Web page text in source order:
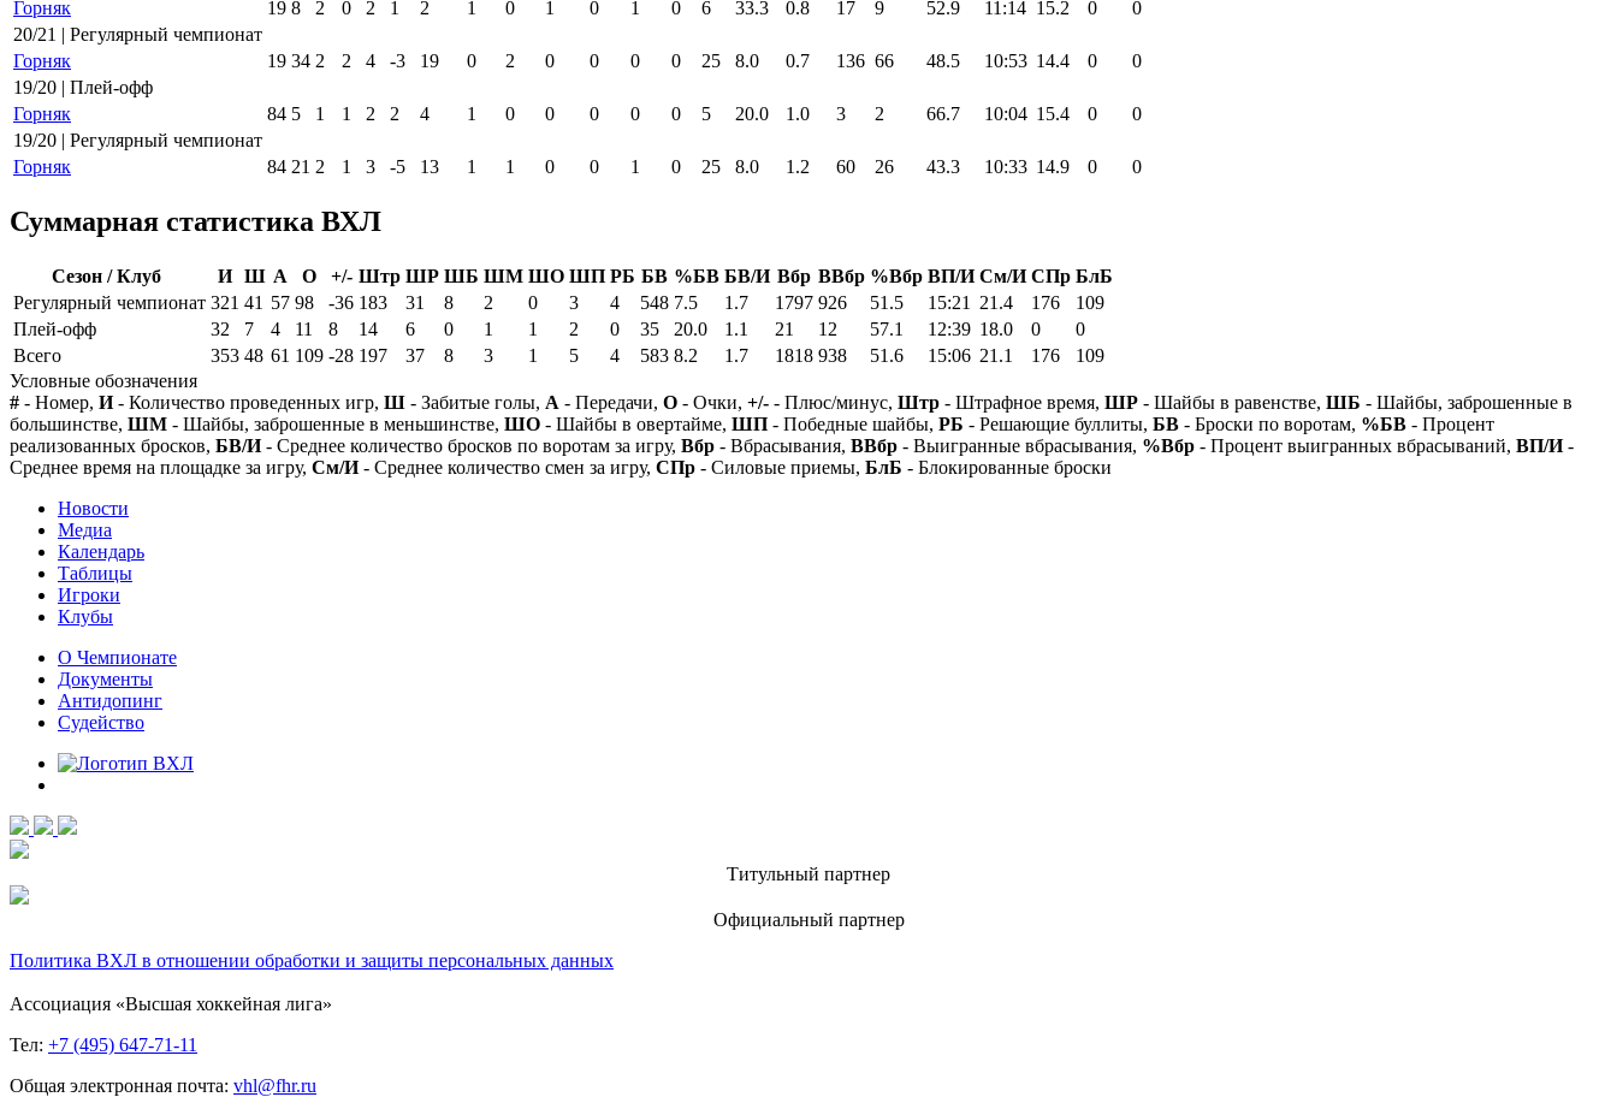
Горняк
19 8 2 0 2 1 2 1 0 1 0 1 0 6 33.3 0.8 17 9 52.9 11:14 15.2 0
0
20/21 | Регулярный чемпионат
Горняк
19 34 2 2 4 -3 19 0 2 0 0 0 0 25 8.0 0.7 136 66 48.5 10:53 14.4 0
0
19/20 | Плей-офф
Горняк
84 5 1 1 2 2 4 1 0 0 0 0 0 5 20.0 1.0 3 2 66.7 10:04 15.4 0
0
19/20 | Регулярный чемпионат
Горняк
84 21 2 1 3 -5 13 1 1 0 0 1 0 25 8.0 1.2 60 26 43.3 10:33 14.9 0 0
Суммарная статистика ВХЛ
Сезон / Клуб И Ш А О +/- Штр ШР ШБ ШМ ШО ШП РБ БВ %БВ БВ/И Вбр ВВбр %Вбр ВП/И См/И СПр БлБ
Регулярный чемпионат 321 41 57 98 -36 183 31 8 2 0 3 4 548 7.5 1.7 1797 926 51.5 15:21 21.4 176
109
Плей-офф
32 7 4 11 8 14 6 0 1 1 2 0 35 20.0 1.1 21 12 57.1 12:39 18.0 0
0
Всего
353 48 61 109 -28 197 37 8 3 1 5 4 583 8.2 1.7 1818 938 51.6 15:06 21.1 176
109
Условные обозначения
# - Номер, И- Количество проведенных игр, Ш - Забитые голы, А - Передачи, О - Очки, +/- - Плюс/минус, Штр - Штрафное время, ШР - Шайбы в равенстве, ШБ - Шайбы, заброшенные в
большинстве, ШМ - Шайбы, заброшенные в меньшинстве, ШО - Шайбы в овертайме, ШП - Победные шайбы, РБ - Решающие буллиты, БВ - Броски по воротам, %БВ - Процент
реализованных бросков, БВ/И- Среднее количество бросков по воротам за игру, Вбр - Вбрасывания, ВВбр - Выигранные вбрасывания, %Вбр - Процент выигранных вбрасываний, ВП/И-
Среднее время на площадке за игру, См/И- Среднее количество смен за игру, СПр - Силовые приемы, БлБ - Блокированные броски
Новости
Медиа
Календарь
Таблицы
Игроки
Клубы
О Чемпионате
Документы
Антидопинг
Судейство
Титульный партнер
Официальный партнер
Политика ВХЛ в отношении обработки и защиты персональных данных
Ассоциация «Высшая хоккейная лига»
Тел: +7 (495) 647-71-11
Общая электронная почта: vhl@fhr.ru